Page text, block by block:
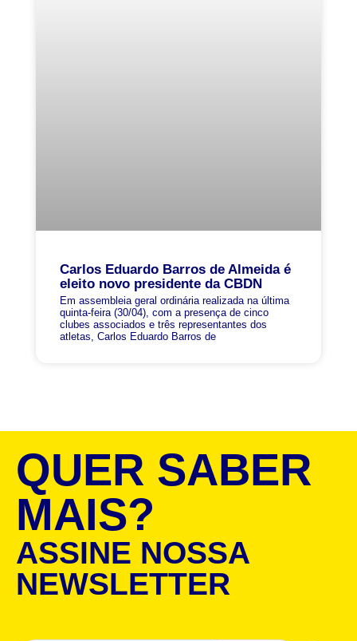
Carlos Eduardo Barros de Almeida é
eleito novo presidente da CBDN
Em assembleia geral ordinária realizada na última
quinta-feira (30/04), com a presença de cinco
clubes associados e três representantes dos
atletas, Carlos Eduardo Barros de
QUER SABER
MAIS?
ASSINE NOSSA
NEWSLETTER